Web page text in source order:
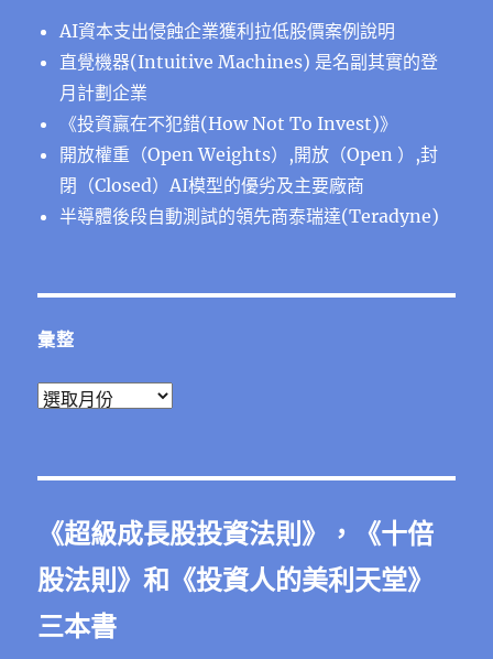
AI資本支出侵蝕企業獲利拉低股價案例說明
直覺機器(Intuitive Machines) 是名副其實的登
月計劃企業
《投資贏在不犯錯(How Not To Invest)》
開放權重（Open Weights）,開放（Open ）,封
閉（Closed）AI模型的優劣及主要廠商
半導體後段⾃動測試的領先商泰瑞達(Teradyne)
彙整
彙
《超級成長股投資法則 》，《十倍
股法則 》和《投資人的美利天堂》
三本書